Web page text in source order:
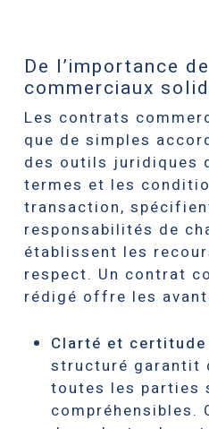
De l’importance
commerciaux
Les contrats
que de simples
des outils juridiques
termes et les
transaction,
responsabilités de
établissent les
respect. Un contrat
rédigé offre les
Clarté et certitude
structuré garantit
toutes les parties
compréhensibles.